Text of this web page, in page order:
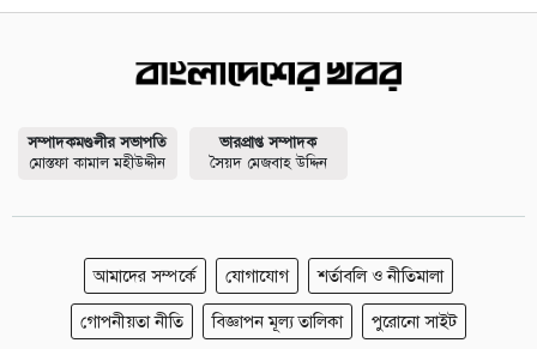
সম্পাদকমণ্ডলীর সভাপতি
মোস্তফা কামাল মহীউদ্দীন
ভারপ্রাপ্ত সম্পাদক
সৈয়দ মেজবাহ উদ্দিন
আমাদের সম্পর্কে যোগাযোগ শর্তাবলি ও নীতিমালা
গোপনীয়তা নীতি বিজ্ঞাপন মূল্য তালিকা পুরোনো সাইট